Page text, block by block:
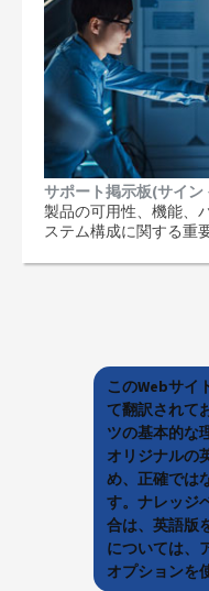
サポート掲示板(サイン
製品の可用性、機能、
ステム構成に関する重
このWebサイ
て翻訳されて
ツの基本的な
オリジナルの
め、正確では
す。ナレッジ
合は、英語版
については、
オプションを